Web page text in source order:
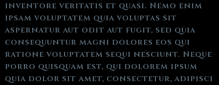
inventore veritatis et quasi. Nemo enim
ipsam voluptatem quia voluptas sit
aspernatur aut odit aut fugit, sed quia
consequuntur magni dolores eos qui
ratione voluptatem sequi nesciunt. Neque
porro quisquam est, qui dolorem ipsum
quia dolor sit amet, consectetur, adipisci